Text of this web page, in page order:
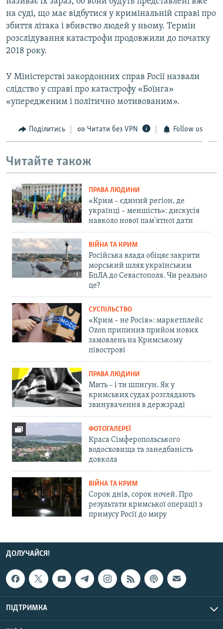
на суді, що має відбутися у кримінальній справі про
збиття літака і вбивство людей у ньому. Термін
розслідування катастрофи продовжили до початку
2018 року.
У Міністерстві закордонних справ Росії назвали
слідство у справі про катастрофу «Боїнга»
«упередженим і політично мотивованим».
Поділитись Читати без VPN Follow us
Читайте також
ПРАВА ЛЮДИНИ
«Крим – єдиний регіон, де
українці – меншість»: дискусія
навколо нової пам'ятної дати
ВІЙНА ТА КРИМ
Російська влада обіцяє закрити
морський шлях українським
БпЛА до Севастополя. Чи реально
це?
СУСПІЛЬСТВО
«Крим – не Росія»: маркетплейс
Ozon припинив прийом нових
замовлень на Кримському
півострові
ПРАВА ЛЮДИНИ
Мить – і ти шпигун. Як у
кримських судах розглядають
звинувачення в держзраді
ФОТОГАЛЕРЕЇ
Краса Сімферопольського
водосховища та занедбаність
довкола
ВІЙНА ТА КРИМ
Сорок днів, сорок ночей. Про
результати кримської операції з
примусу Росії до миру
ДОЛУЧАЙСЯ!
ПІДТРИМКА